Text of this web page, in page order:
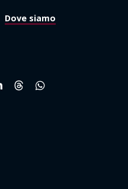
Dove siamo